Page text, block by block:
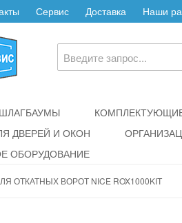
Сервис Доставка Наши
ШЛАГБАУМЫ
ДВЕРЕЙ И ОКОН
ОБОРУДОВАНИЕ
ОТКАТНЫХ ВОРОТ NICE ROX1000KIT